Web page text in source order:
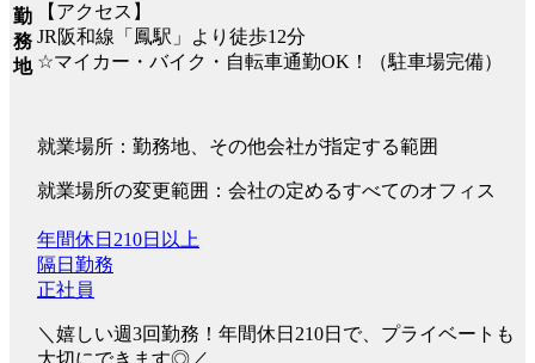
勤
務
地
【アクセス】
JR阪和線「鳳駅」より徒歩12分
☆マイカー・バイク・自転車通勤OK！（駐車場完備）
就業場所：勤務地、その他会社が指定する範囲
就業場所の変更範囲：会社の定めるすべてのオフィス
年間休日210日以上
隔日勤務
正社員
＼嬉しい週3回勤務！年間休日210日で、プライベートも